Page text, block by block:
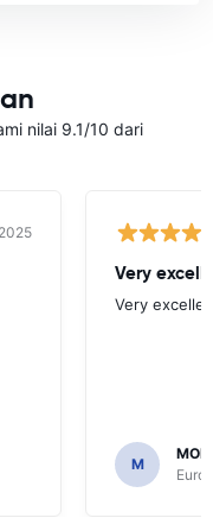
nilai 9.1/10 dari
Very
Very
M